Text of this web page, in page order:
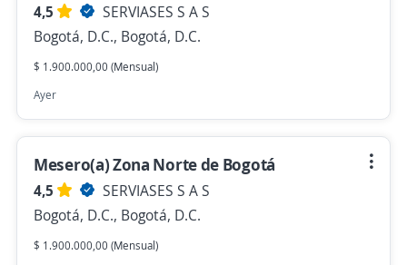
4,5
SERVIASES S A S
Bogotá, D.C., Bogotá, D.C.
$ 1.900.000,00 (Mensual)
Ayer
Mesero(a) Zona Norte de Bogotá
4,5
SERVIASES S A S
Bogotá, D.C., Bogotá, D.C.
$ 1.900.000,00 (Mensual)